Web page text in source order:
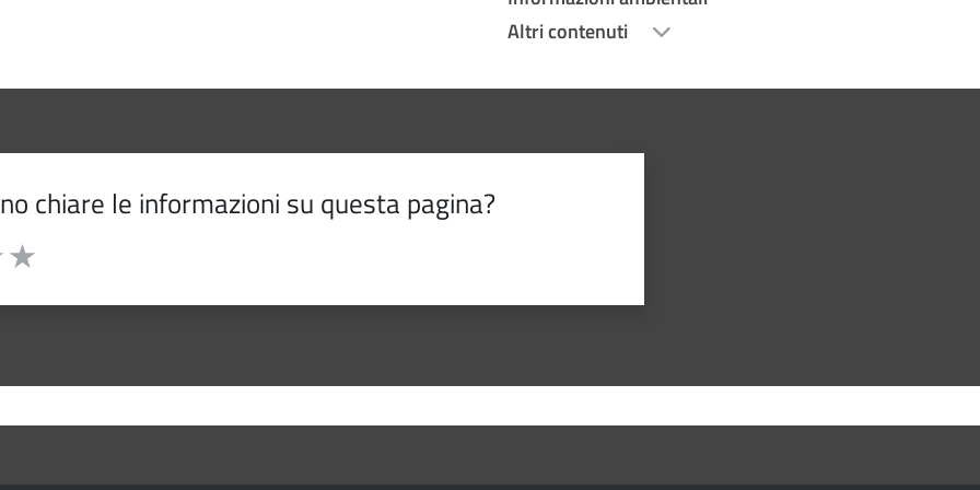
Altri contenuti
chiare le informazioni su questa pagina?
la pagina